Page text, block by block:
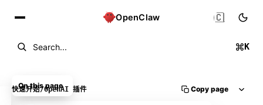
OpenClaw
Search... K
🇨🇳
快速开始/OpenAI 插件 Copy page
On this page